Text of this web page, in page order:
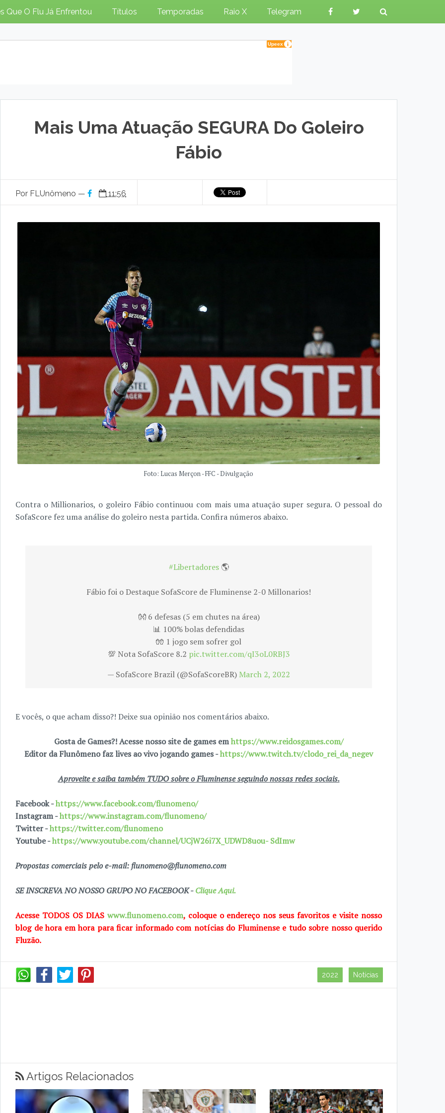
Que O Flu Já Enfrentou Títulos Temporadas Raio X Telegram
Mais Uma Atuação SEGURA Do Goleiro
Fábio
Por FLUnômeno — 11:56
Foto: Lucas Merçon - FFC - Divulgação
Contra o Millionarios, o goleiro Fábio continuou com mais uma atuação super segura. O pessoal do
SofaScore fez uma análise do goleiro nesta partida. Confira números abaixo.
#Libertadores🌎
Fábio foi o Destaque SofaScore de Fluminense 2-0 Millonarios!
👐 6 defesas (5 em chutes na área)
📊 100% bolas defendidas
🧤 1 jogo sem sofrer gol
💯 Nota SofaScore 8.2 pic.twitter.com/qI3oL0RBJ3
— SofaScore Brazil (@SofaScoreBR) March 2, 2022
E vocês, o que acham disso?! Deixe sua opinião nos comentários abaixo.
Gosta de Games?! Acesse nosso site de games emhttps://www.reidosgames.com/
Editor da Flunômeno faz lives ao vivo jogando games -https://www.twitch.tv/clodo_rei_da_negev
Aproveite e saiba também TUDO sobre o Fluminense seguindo nossas redes sociais.
Facebook -https://www.facebook.com/flunomeno/
Instagram -https://www.instagram.com/flunomeno/
Twitter -https://twitter.com/flunomeno
Youtube -https://www.youtube.com/channel/UCjW26i7X_UDWD8uou- SdImw
Propostas comerciais pelo e-mail: flunomeno@flunomeno.com
SE INSCREVA NO NOSSO GRUPO NO FACEBOOK -Clique Aqui.
Acesse TODOS OS DIAS www.flunomeno.com, coloque o endereço nos seus favoritos e visite nosso
blog de hora em hora para ficar informado com notícias do Fluminense e tudo sobre nosso querido
Fluzão.
2022 Notícias
Artigos Relacionados